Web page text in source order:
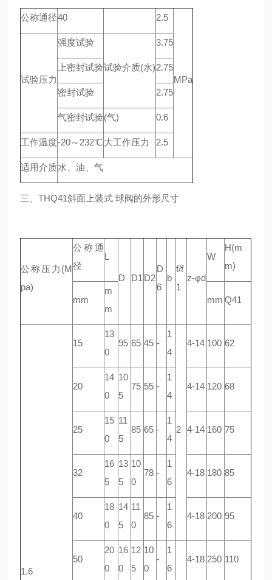
公称通径40 2.5
MPa
试验压力
强度试验
试验介质(水)
3.75
上密封试验 2.75
密封试验 2.75
气密封试验(气) 0.6
工作温度-20～232℃ 大工作压力 2.5
适用介质水、油、气
三、THQ41斜面上装式 球阀的外形尺寸
公称压力(M
pa)
公称通
径
L
D D1 D2
D
6
b
f/f
1
z-φd
W
H(m
m)
mm
m
m
mm Q41
1.6
15
13
0
95 65 45 -
1
4
2
4-14 100 62
20
14
0
10
5
75 55 -
1
4
4-14 120 68
25
15
0
11
5
85 65 -
1
4
4-14 160 75
32
16
5
13
5
10
0
78 -
1
6
4-18 180 85
40
18
0
14
5
11
0
85 -
1
6
4-18 200 95
50
20
0
16
0
12
5
10
0
-
1
6
4-18 250 110